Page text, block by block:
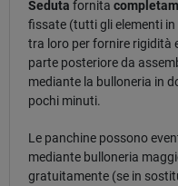
Seduta fornita
fissate (tutti gli elementi
tra loro per fornire rigidità
parte posteriore da
mediante la bulloneria in
pochi minuti.
Le panchine possono
mediante bulloneria
gratuitamente (se in